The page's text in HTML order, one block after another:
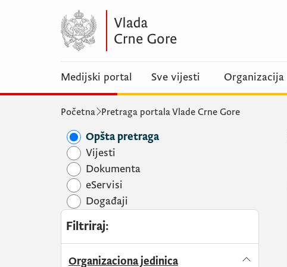
Medijski portal Sve vijesti Organizacija
Početna Pretraga portala Vlade Crne Gore
Opšta pretraga
Vijesti
Dokumenta
eServisi
Događaji
Filtriraj:
Organizaciona jedinica